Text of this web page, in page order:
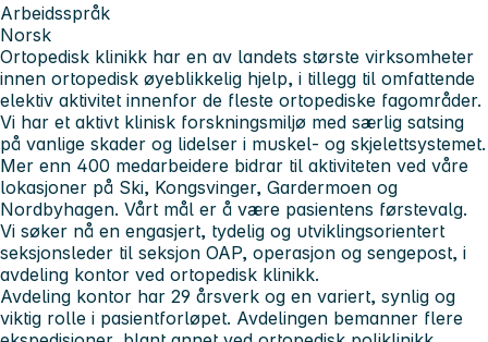
Arbeidsspråk
Norsk
Ortopedisk klinikk har en av landets største virksomheter
innen ortopedisk øyeblikkelig hjelp, i tillegg til omfattende
elektiv aktivitet innenfor de fleste ortopediske fagområder.
Vi har et aktivt klinisk forskningsmiljø med særlig satsing
på vanlige skader og lidelser i muskel- og skjelettsystemet.
Mer enn 400 medarbeidere bidrar til aktiviteten ved våre
lokasjoner på Ski, Kongsvinger, Gardermoen og
Nordbyhagen. Vårt mål er å være pasientens førstevalg.
Vi søker nå en engasjert, tydelig og utviklingsorientert
seksjonsleder til seksjon OAP, operasjon og sengepost, i
avdeling kontor ved ortopedisk klinikk.
Avdeling kontor har 29 årsverk og en variert, synlig og
viktig rolle i pasientforløpet. Avdelingen bemanner flere